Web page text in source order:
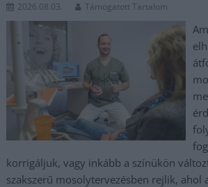
2026.08.03. Támogatott Tartalom
korrigáljuk, vagy inkább a színükön
szakszerű mosolytervezésben rejlik, ahol